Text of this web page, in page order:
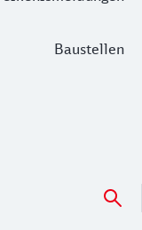
Baustellen